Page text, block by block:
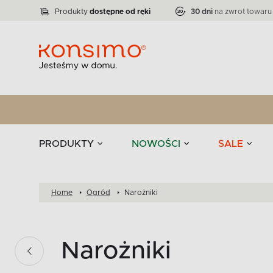
Produkty dostępne od ręki 30 dni na zwrot towaru
PRODUKTY NOWOŚCI SALE
Zastawy
Kolekcja narożników RATLO -39 %
VICTO Liczba produktów:71
ELEGANT Liczba produktów:864
stołowe
Home Ogród Narożniki
Narożniki